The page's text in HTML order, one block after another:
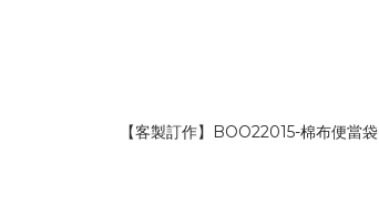
【客製訂作】BOO22015-棉布便當袋